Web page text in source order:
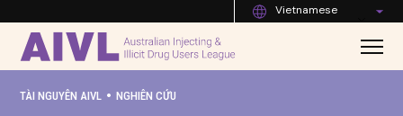
Vietnamese
TÀI NGUYÊN AIVL • NGHIÊN CỨU